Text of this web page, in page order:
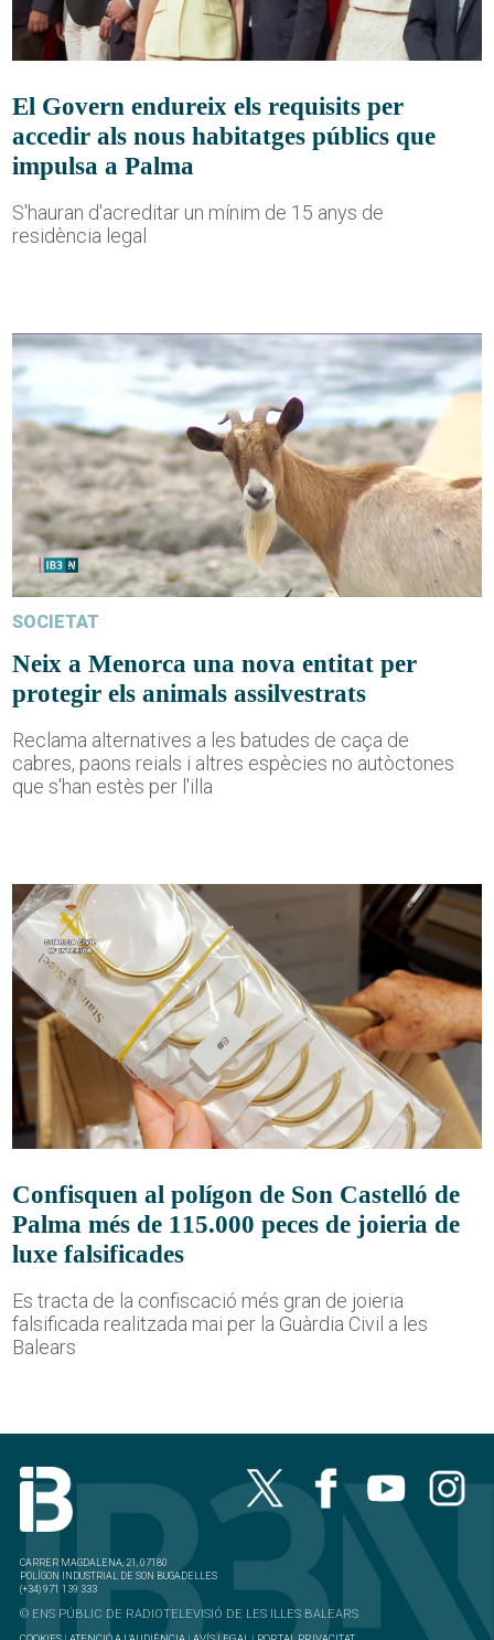
El Govern endureix els requisits per
accedir als nous habitatges públics que
impulsa a Palma
S'hauran d'acreditar un mínim de 15 anys de
residència legal
SOCIETAT
Neix a Menorca una nova entitat per
protegir els animals assilvestrats
Reclama alternatives a les batudes de caça de
cabres, paons reials i altres espècies no autòctones
que s'han estès per l'illa
Confisquen al polígon de Son Castelló de
Palma més de 115.000 peces de joieria de
luxe falsificades
Es tracta de la confiscació més gran de joieria
falsificada realitzada mai per la Guàrdia Civil a les
Balears
CARRER MAGDALENA, 21, 07180
POLÍGON INDUSTRIAL DE SON BUGADELLES
(+34) 971 139 333
© ENS PÚBLIC DE RADIOTELEVISIÓ DE LES ILLES BALEARS